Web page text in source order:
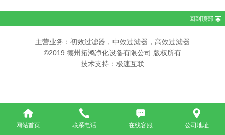
网站首页 联系电话 在线客服 公司地址
回到顶部
主营业务：初效过滤器，中效过滤器，高效过滤器
©2019 德州拓鸿净化设备有限公司 版权所有
技术支持：极速互联